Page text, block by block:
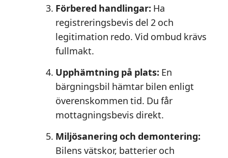
Förbered handlingar: Ha
registreringsbevis del 2 och
legitimation redo. Vid ombud krävs
fullmakt.
Upphämtning på plats: En
bärgningsbil hämtar bilen enligt
överenskommen tid. Du får
mottagningsbevis direkt.
Miljösanering och demontering:
Bilens vätskor, batterier och